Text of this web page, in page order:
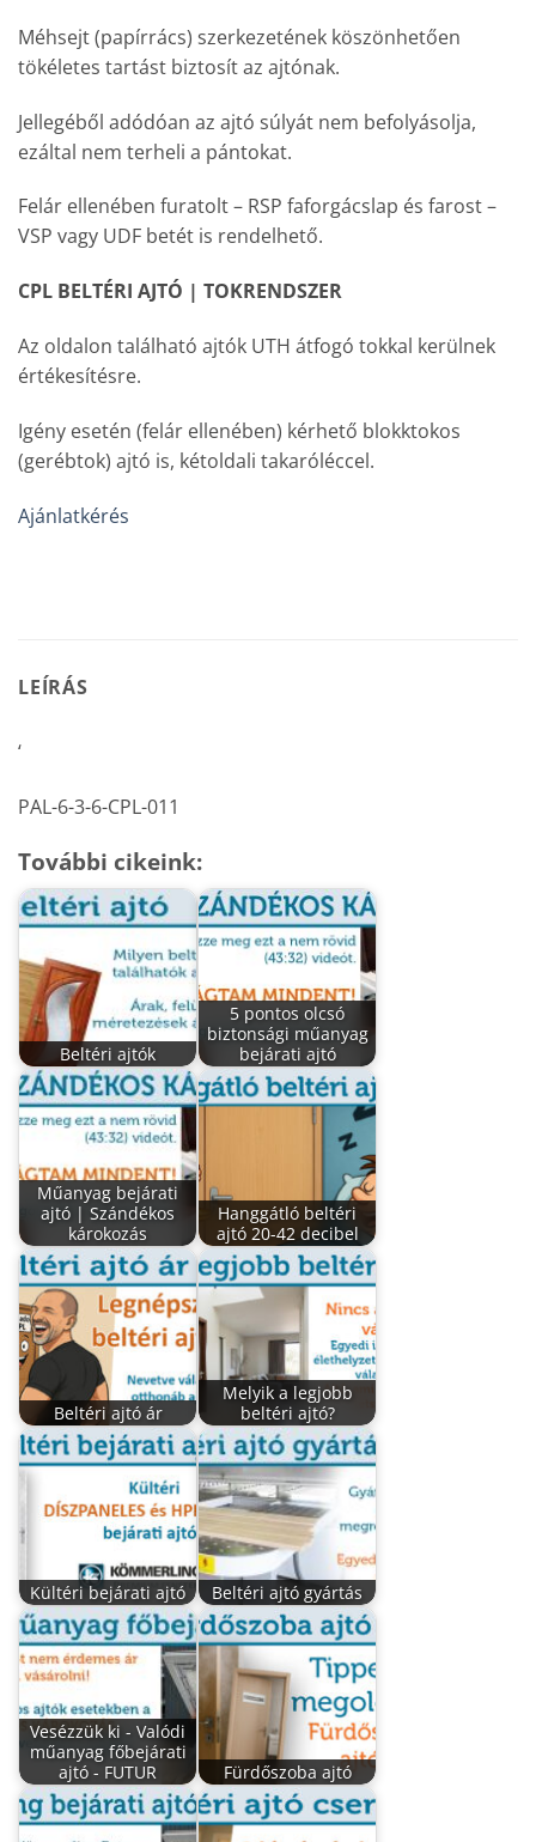
Méhsejt (papírrács) szerkezetének köszönhetően
tökéletes tartást biztosít az ajtónak.
Jellegéből adódóan az ajtó súlyát nem befolyásolja,
ezáltal nem terheli a pántokat.
Felár ellenében furatolt – RSP faforgácslap és farost –
VSP vagy UDF betét is rendelhető.
CPL BELTÉRI AJTÓ | TOKRENDSZER
Az oldalon található ajtók UTH átfogó tokkal kerülnek
értékesítésre.
Igény esetén (felár ellenében) kérhető blokktokos
(gerébtok) ajtó is, kétoldali takaróléccel.
Ajánlatkérés
LEÍRÁS
‘
PAL-6-3-6-CPL-011
További cikeink:
Beltéri ajtók
5 pontos olcsó
biztonsági műanyag
bejárati ajtó
Műanyag bejárati
ajtó | Szándékos
károkozás
Hanggátló beltéri
ajtó 20-42 decibel
Beltéri ajtó ár
Melyik a legjobb
beltéri ajtó?
Kültéri bejárati ajtó Beltéri ajtó gyártás
Vesézzük ki - Valódi
műanyag főbejárati
ajtó - FUTUR
Fürdőszoba ajtó